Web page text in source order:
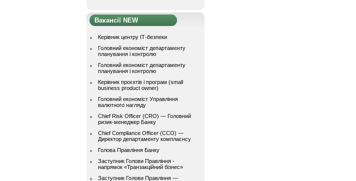
Вакансії NEW
Керівник центру ІТ-безпеки
Головний економіст департаменту
планування і контролю
Головний економіст департаменту
планування і контролю
Керівник проєктів і програм (small
business product owner)
Головний економіст Управління
валютного нагляду
Chief Risk Officer (CRO) — Головний
ризик-менеджер Банку
Chief Compliance Officer (CCO) —
Директор департаменту комплаєнсу
Голова Правління Банку
Заступник Голови Правління -
напрямок «Транзакційний бізнес»
Заступник Голови Правління —